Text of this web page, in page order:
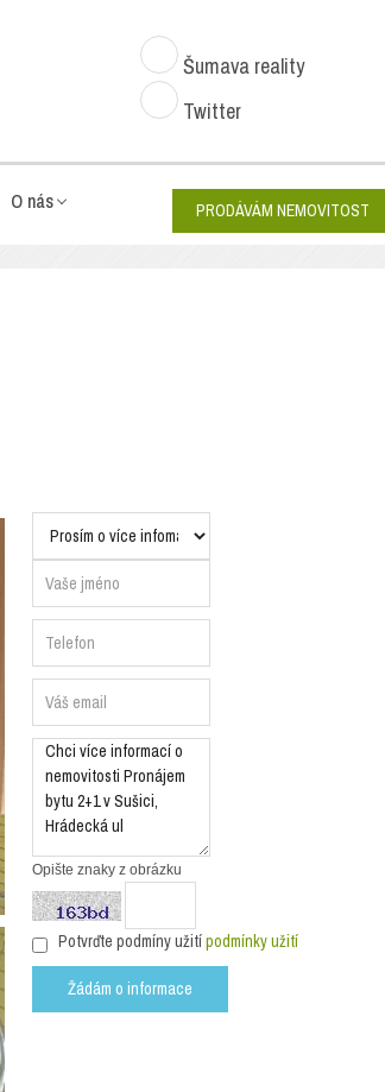
Šumava reality
Twitter
O nás PRODÁVÁM NEMOVITOST
Opište znaky z obrázku
Potvrďte podmíny užitípodmínky užití